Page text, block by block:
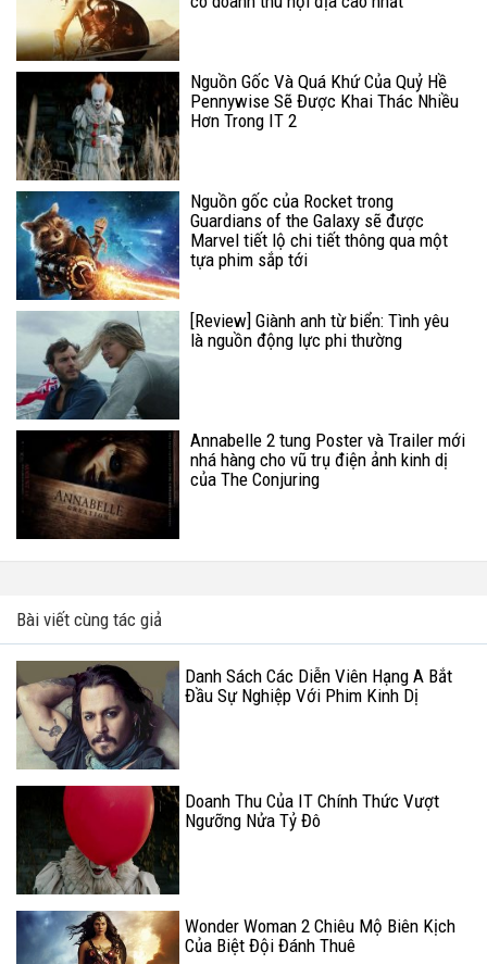
Nguồn Gốc Và Quá Khứ Của Quỷ Hề
Pennywise Sẽ Được Khai Thác Nhiều
Hơn Trong IT 2
Nguồn gốc của Rocket trong
Guardians of the Galaxy sẽ được
Marvel tiết lộ chi tiết thông qua một
tựa phim sắp tới
[Review] Giành anh từ biển: Tình yêu
là nguồn động lực phi thường
Annabelle 2 tung Poster và Trailer mới
nhá hàng cho vũ trụ điện ảnh kinh dị
của The Conjuring
Bài viết cùng tác giả
Danh Sách Các Diễn Viên Hạng A Bắt
Đầu Sự Nghiệp Với Phim Kinh Dị
Doanh Thu Của IT Chính Thức Vượt
Ngưỡng Nửa Tỷ Đô
Wonder Woman 2 Chiêu Mộ Biên Kịch
Của Biệt Đội Đánh Thuê